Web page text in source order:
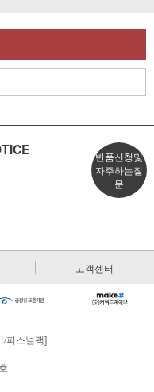
반품신청및
자주하는질
문
고객센터
/퍼스널팩]